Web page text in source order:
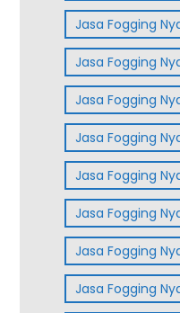
Jasa Fogging
Jasa Fogging
Jasa Fogging
Jasa Fogging
Jasa Fogging
Jasa Fogging
Jasa Fogging
Jasa Fogging